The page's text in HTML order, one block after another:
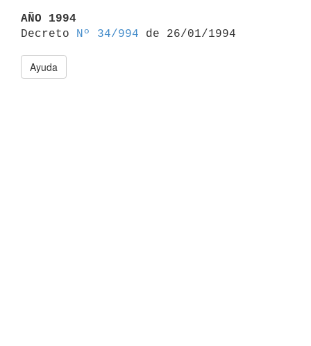
AÑO 1994
Decreto
Nº 34/994
Ayuda